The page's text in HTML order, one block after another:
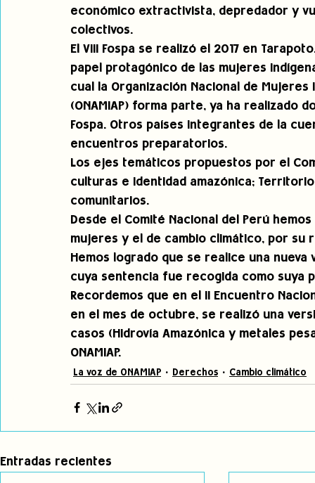
económico extractivista, depredador y
colectivos.
El VIII Fospa se realizó el 2017 en
papel protagónico de las mujeres
cual la Organización Nacional de
(ONAMIAP) forma parte, ya ha realizado
Fospa. Otros países integrantes de la
encuentros preparatorios.
Los ejes temáticos propuestos por el
culturas e identidad amazónica;
comunitarios.
Desde el Comité Nacional del Perú
mujeres y el de cambio climático, por su
Hemos logrado que se realice una
cuya sentencia fue recogida como suya
Recordemos que en el II Encuentro
en el mes de octubre, se realizó una
casos (Hidrovía Amazónica y metales
ONAMIAP.
La voz de ONAMIAP Derechos Cambio climático
Entradas recientes